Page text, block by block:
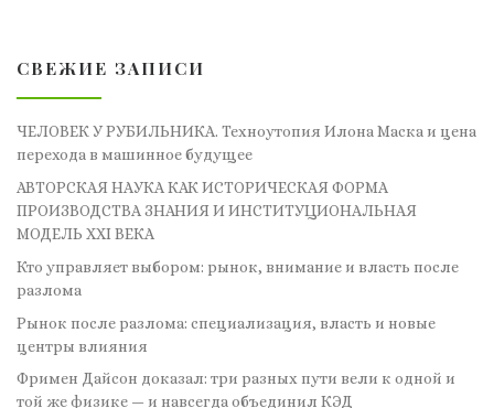
СВЕЖИЕ ЗАПИСИ
ЧЕЛОВЕК У РУБИЛЬНИКА. Техноутопия Илона Маска и цена
перехода в машинное будущее
АВТОРСКАЯ НАУКА КАК ИСТОРИЧЕСКАЯ ФОРМА
ПРОИЗВОДСТВА ЗНАНИЯ И ИНСТИТУЦИОНАЛЬНАЯ
МОДЕЛЬ XXI ВЕКА
Кто управляет выбором: рынок, внимание и власть после
разлома
Рынок после разлома: специализация, власть и новые
центры влияния
Фримен Дайсон доказал: три разных пути вели к одной и
той же физике — и навсегда объединил КЭД